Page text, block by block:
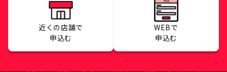
近くの店舗で
申込む
WEBで
申込む